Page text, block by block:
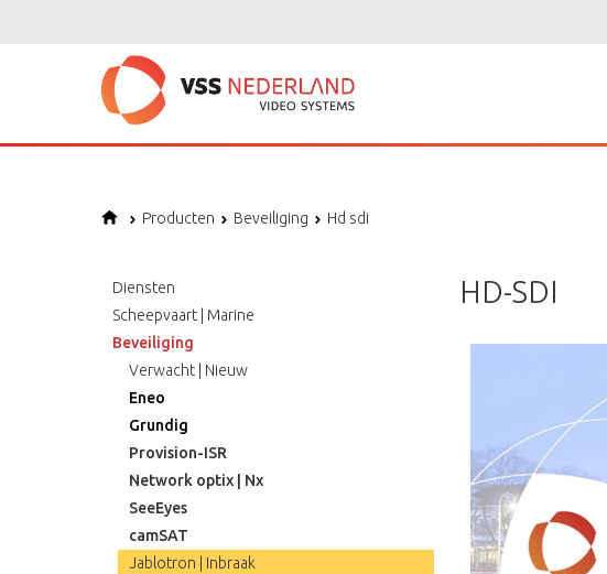
Producten Beveiliging Hd sdi
Diensten
Scheepvaart | Marine
Beveiliging
Verwacht | Nieuw
Eneo
Grundig
Provision-ISR
Network optix | Nx
SeeEyes
camSAT
Jablotron | Inbraak
HD-SDI